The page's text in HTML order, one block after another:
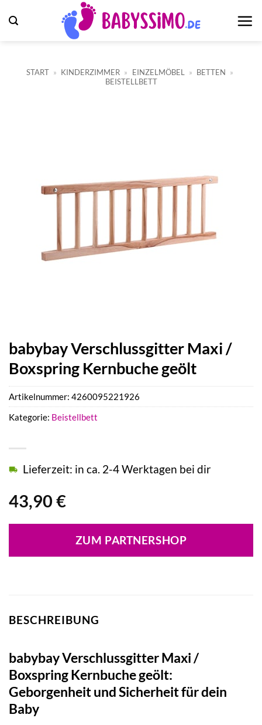
Inhalt
START » KINDERZIMMER » EINZELMÖBEL » BETTEN »
BEISTELLBETT
babybay Verschlussgitter Maxi /
Boxspring Kernbuche geölt
43,90 €
Lieferzeit: in ca. 2-4 Werktagen bei dir
ZUM PARTNERSHOP
Artikelnummer: 4260095221926
Kategorie: Beistellbett
BESCHREIBUNG
babybay Verschlussgitter Maxi /
Boxspring Kernbuche geölt:
Geborgenheit und Sicherheit für dein
Baby